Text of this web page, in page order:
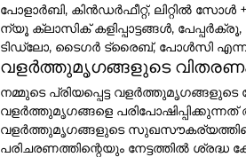
പോളാർബി, കിൻഡർഫീറ്റ്, ലിറ്റിൽ
ന്യൂ ക്ലാസിക് കളിപ്പാട്ടങ്ങൾ,
ടിഡ്ലോ, ടൈഗർ ട്രൈബ്, പോൾസി
വളർത്തുമൃഗങ്ങളുടെ
നമ്മുടെ പ്രിയപ്പെട്ട വളർത്തുമൃഗങ്ങളുടെ
വളർത്തുമൃഗങ്ങളെ
വളർത്തുമൃഗങ്ങളുടെ
പരിചരണത്തിന്റെയും നേട്ടത്തിൽ ശ്രദ്ധ